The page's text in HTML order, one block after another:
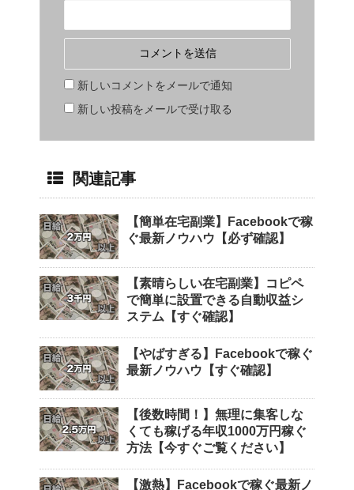
新しいコメントをメールで通知
新しい投稿をメールで受け取る
関連記事
【簡単在宅副業】Facebookで稼
ぐ最新ノウハウ【必ず確認】
【素晴らしい在宅副業】コピペ
で簡単に設置できる自動収益シ
ステム【すぐ確認】
【やばすぎる】Facebookで稼ぐ
最新ノウハウ【すぐ確認】
【後数時間！】無理に集客しな
くても稼げる年収1000万円稼ぐ
方法【今すぐご覧ください】
【激熱】Facebookで稼ぐ最新ノ